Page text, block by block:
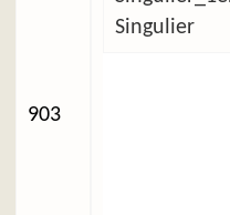
903
Singulier